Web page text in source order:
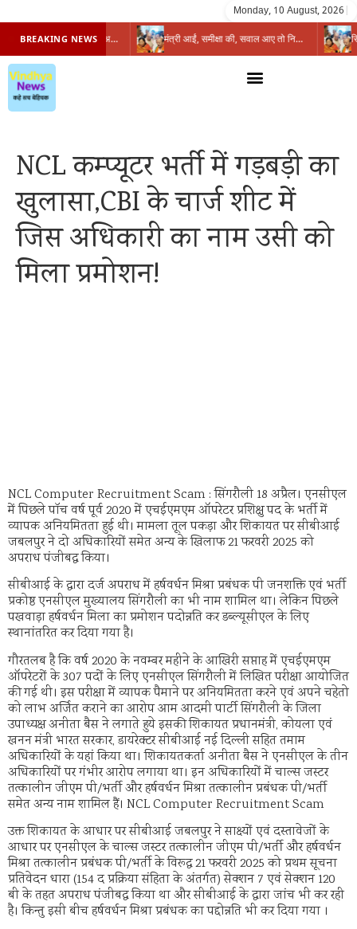
Monday, 10 August, 2026
BREAKING NEWS प्रभारी मंत्री के निशाने पर नगर निगम,अफसरों को 10 दिन का अल्टीमेटम,नहीं होगी कार्रवाई, महापौर-आयुक्त के बीच सौहार्दहीनता पर मंत्री ने उठाए सवाल मंत्री आईं, समीक्षा की, सवाल आए तो निकल गईं – खाली जयंत चौंकीं पर नहीं दिया जवाब
NCL कम्प्यूटर भर्ती में गड़बड़ी का
खुलासा,CBI के चार्ज शीट में
जिस अधिकारी का नाम उसी को
मिला प्रमोशन!
NCL Computer Recruitment Scam : सिंगरौली 18 अप्रैल। एनसीएल
में पिछले पॉच वर्ष पूर्व 2020 में एचईएमएम ऑपरेटर प्रशिक्षु पद के भर्ती में
व्यापक अनियमितता हुई थी। मामला तूल पकड़ा और शिकायत पर सीबीआई
जबलपुर ने दो अधिकारियों समेत अन्य के खिलाफ 21 फरवरी 2025 को
अपराध पंजीबद्ध किया।
सीबीआई के द्वारा दर्ज अपराध में हर्षवर्धन मिश्रा प्रबंधक पी जनशक्ति एवं भर्ती
प्रकोष्ठ एनसीएल मुख्यालय सिंगरौली का भी नाम शामिल था। लेकिन पिछले
पखवाड़ा हर्षवर्धन मिला का प्रमोशन पदोन्नति कर डब्ल्यूसीएल के लिए
स्थानांतरित कर दिया गया है।
गौरतलब है कि वर्ष 2020 के नवम्बर महीने के आखिरी सप्ताह में एचईएमएम
ऑपरेटरों के 307 पदों के लिए एनसीएल सिंगरौली में लिखित परीक्षा आयोजित
की गई थी। इस परीक्षा में व्यापक पैमाने पर अनियमितता करने एवं अपने चहेतो
को लाभ अर्जित कराने का आरोप आम आदमी पार्टी सिंगरौली के जिला
उपाध्यक्ष अनीता बैस ने लगाते हुये इसकी शिकायत प्रधानमंत्री, कोयला एवं
खनन मंत्री भारत सरकार, डायरेक्टर सीबीआई नई दिल्ली सहित तमाम
अधिकारियों के यहां किया था। शिकायतकर्ता अनीता बैस ने एनसीएल के तीन
अधिकारियों पर गंभीर आरोप लगाया था। इन अधिकारियों में चाल्स जस्टर
तत्कालीन जीएम पी/भर्ती और हर्षवर्धन मिश्रा तत्कालीन प्रबंधक पी/भर्ती
समेत अन्य नाम शामिल हैं। NCL Computer Recruitment Scam
उक्त शिकायत के आधार पर सीबीआई जबलपुर ने साक्ष्यों एवं दस्तावेजों के
आधार पर एनसीएल के चाल्स जस्टर तत्कालीन जीएम पी/भर्ती और हर्षवर्धन
मिश्रा तत्कालीन प्रबंधक पी/भर्ती के विरूद्ध 21 फरवरी 2025 को प्रथम सूचना
प्रतिवेदन धारा (154 द प्रक्रिया संहिता के अंतर्गत) सेक्शन 7 एवं सेक्शन 120
बी के तहत अपराध पंजीबद्ध किया था और सीबीआई के द्वारा जांच भी कर रही
है। किन्तु इसी बीच हर्षवर्धन मिश्रा प्रबंधक का पद्दोन्नति भी कर दिया गया ।